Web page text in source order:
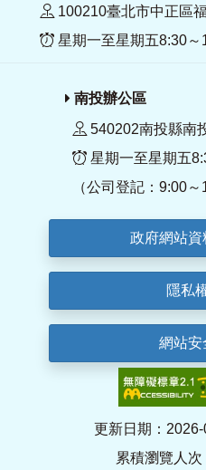
100210臺北市中正區
星期一至星期五8:30～
南投辦公區
540202南投縣南
星期一至星期五
（公司登記：9:00
政府網站
隱私
網站安
更新日期：
累積瀏覽人